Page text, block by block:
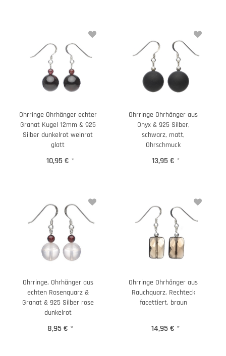
Ohrringe Ohrhänger echter
Granat Kugel 12mm & 925
Silber dunkelrot weinrot
glatt
10,95 € *
Ohrringe Ohrhänger aus
Onyx & 925 Silber,
schwarz, matt,
Ohrschmuck
13,95 € *
Ohrringe, Ohrhänger aus
echten Rosenquarz &
Granat & 925 Silber rose
dunkelrot
8,95 € *
Ohrringe Ohrhänger aus
Rauchquarz, Rechteck
facettiert, braun
14,95 € *